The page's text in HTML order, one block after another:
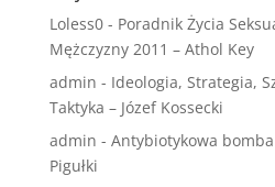
Loless0- Poradnik Życia
Mężczyzny 2011 – Athol Key
admin - Ideologia, Strategia,
Taktyka – Józef Kossecki
admin - Antybiotykowa
Pigułki